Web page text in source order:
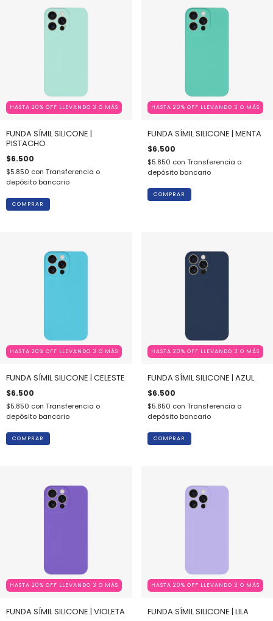
HASTA 20% OFF LLEVANDO 3 O MÁS
FUNDA SÍMIL SILICONE |
PISTACHO
$6.500
$5.850 con Transferencia o
depósito bancario
COMPRAR
HASTA 20% OFF LLEVANDO 3 O MÁS
FUNDA SÍMIL SILICONE | MENTA
$6.500
$5.850 con Transferencia o
depósito bancario
COMPRAR
HASTA 20% OFF LLEVANDO 3 O MÁS
FUNDA SÍMIL SILICONE | CELESTE
$6.500
$5.850 con Transferencia o
depósito bancario
COMPRAR
HASTA 20% OFF LLEVANDO 3 O MÁS
FUNDA SÍMIL SILICONE | AZUL
$6.500
$5.850 con Transferencia o
depósito bancario
COMPRAR
HASTA 20% OFF LLEVANDO 3 O MÁS
FUNDA SÍMIL SILICONE | VIOLETA
HASTA 20% OFF LLEVANDO 3 O MÁS
FUNDA SÍMIL SILICONE | LILA